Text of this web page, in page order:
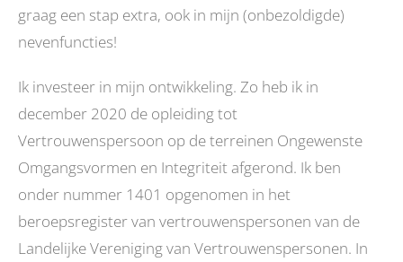
graag een stap extra, ook in mijn (onbezoldigde)
nevenfuncties!
Ik investeer in mijn ontwikkeling. Zo heb ik in
december 2020 de opleiding tot
Vertrouwenspersoon op de terreinen Ongewenste
Omgangsvormen en Integriteit afgerond. Ik ben
onder nummer 1401 opgenomen in het
beroepsregister van vertrouwenspersonen van de
Landelijke Vereniging van Vertrouwenspersonen. In